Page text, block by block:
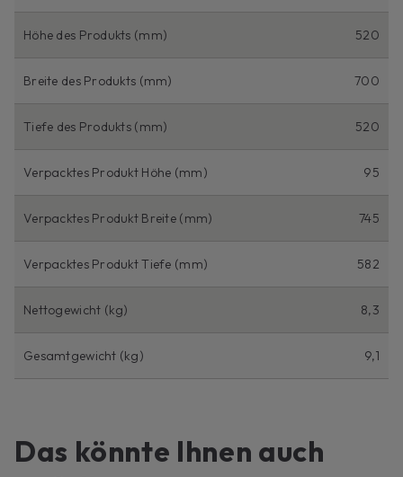
Höhe des Produkts (mm) 520
Breite des Produkts (mm) 700
Tiefe des Produkts (mm) 520
Verpacktes Produkt Höhe (mm) 95
Verpacktes Produkt Breite (mm) 745
Verpacktes Produkt Tiefe (mm) 582
Nettogewicht (kg) 8,3
Gesamtgewicht (kg) 9,1
Das könnte Ihnen auch